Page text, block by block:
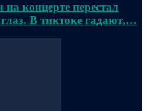
концерте перестал
В тиктоке гадают,…